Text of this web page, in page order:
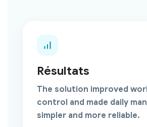
Résultats
The solution improved
control and made daily
simpler and more reliable.